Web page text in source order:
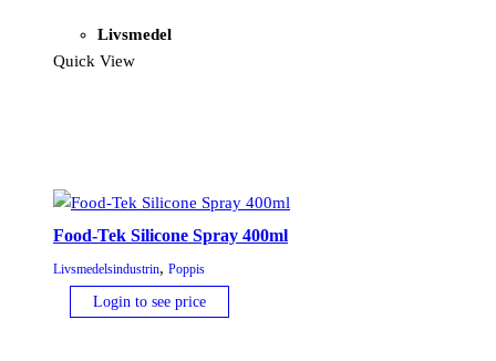
Livsmedel
Quick View
Food-Tek Silicone Spray 400ml
Livsmedelsindustrin, Poppis
Login to see price